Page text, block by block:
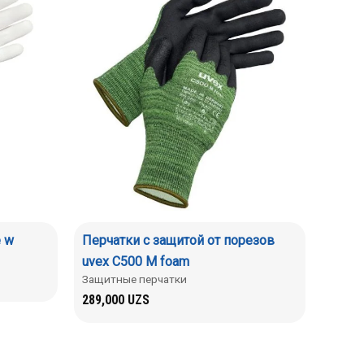
w
Перчатки с защитой от порезов
uvex C500 M foam
Защитные перчатки
289,000 UZS